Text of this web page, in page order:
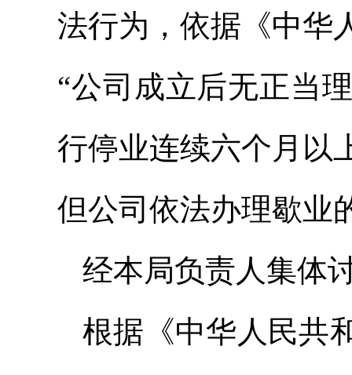
法行为，依据《中华
“公司成立后无正当
行停业连续六个月以
但公司依法办理歇业
经本局负责人集体
根据《中华人民共